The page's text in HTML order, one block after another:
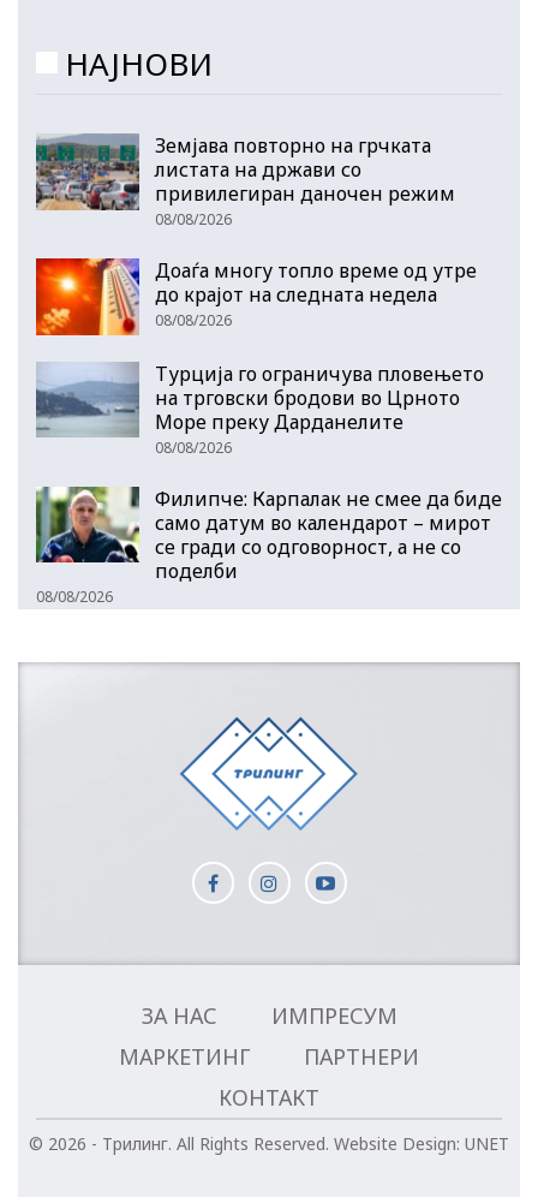
НАЈНОВИ
Земјава повторно на грчката
листата на држави со
привилегиран даночен режим
08/08/2026
Доаѓа многу топло време од утре
до крајот на следната недела
08/08/2026
Турција го ограничува пловењето
на трговски бродови во Црното
Море преку Дарданелите
08/08/2026
Филипче: Карпалак не смее да биде
само датум во календарот – мирот
се гради со одговорност, а не со
поделби
08/08/2026
ЗА НАС
ИМПРЕСУМ
МАРКЕТИНГ
ПАРТНЕРИ
КОНТАКТ
© 2026 - Трилинг. All Rights Reserved. Website Design: UNET